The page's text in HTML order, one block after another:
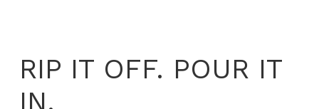
RIP IT OFF. POUR IT
IN.